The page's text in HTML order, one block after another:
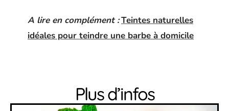
A lire en complément :Teintes naturelles
idéales pour teindre une barbe à domicile
Plus d’infos